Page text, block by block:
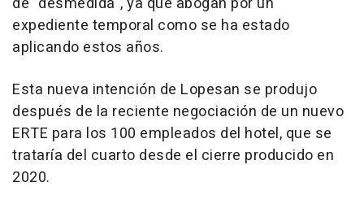
expediente temporal como se ha estado
aplicando estos años.
Esta nueva intención de Lopesan se produjo
después de la reciente negociación de un nuevo
ERTE para los 100 empleados del hotel, que se
trataría del cuarto desde el cierre producido en
2020.